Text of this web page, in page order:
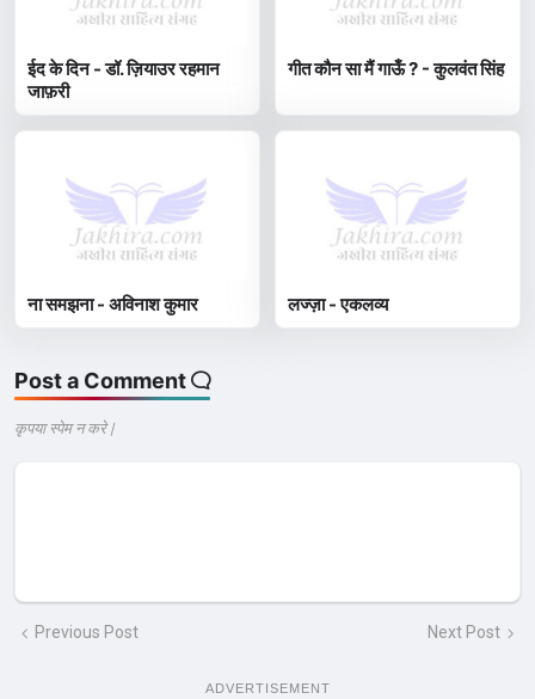
ईद के दिन - डॉ. ज़ियाउर रहमान
जाफ़री
गीत कौन सा मैं गाऊँ ? - कुलवंत सिंह
ना समझना - अविनाश कुमार लज्ज़ा - एकलव्य
Post a Comment
कृपया स्पेम न करे |
Previous Post Next Post
ADVERTISEMENT